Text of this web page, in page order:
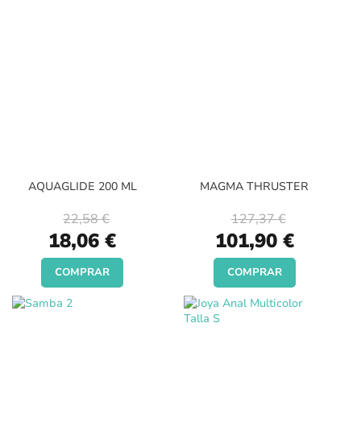
AQUAGLIDE 200 ML
Special
Price
18,06 €
22,58 €
COMPRAR
MAGMA THRUSTER
Special
Price
101,90 €
127,37 €
COMPRAR